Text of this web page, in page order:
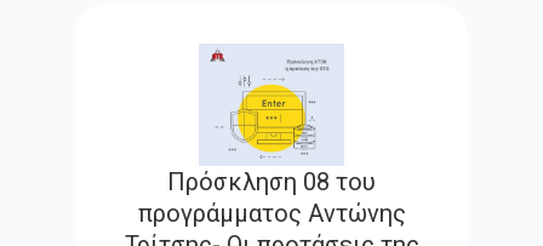
Πρόσκληση 08 του
προγράμματος Αντώνης